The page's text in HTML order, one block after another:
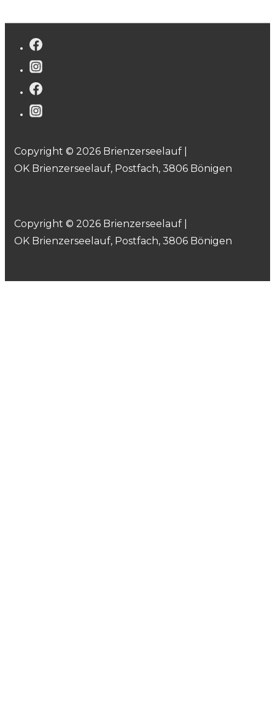
Copyright © 2026 Brienzerseelauf |
OK Brienzerseelauf, Postfach, 3806 Bönigen
Copyright © 2026 Brienzerseelauf |
OK Brienzerseelauf, Postfach, 3806 Bönigen